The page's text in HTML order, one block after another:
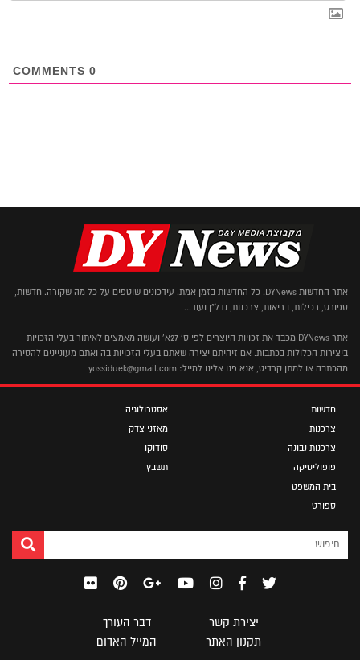
0
אתר החדשות DYNews. כל החדשות בזמן אמת. עידכונים שוטפים על כל מה שקורה. חדשות,
ספורט, רכילות, בריאות, צרכנות, נדל"ן ועוד...
אתר DYNews מכבד את זכויות היוצרים לפי ס' 27א' ועושה מאמצים לאיתור בעלי הזכויות
ביצירות הכלולות בכתבות. אם זיהיתם יצירה שאתם בעלי הזכויות בה ואתם מעוניינים להסירה
מהכתבה או למתן קרדיט, אנא פנו אלינו למייל: yossiduek@gmail.com
חדשות
צרכנות
צרכנות נבונה
פופוליטיקה
בית המשפט
ספורט
אסטרולוגיה
מאזני צדק
סודוקו
תשבץ
יצירת קשר
דבר העורך
תקנון האתר
המייל האדום